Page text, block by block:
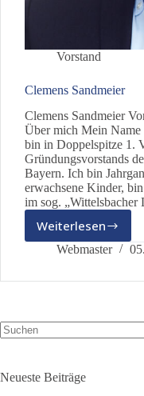
Vorstand
Clemens Sandmeier
Clemens Sandmeier
Über mich Mein Name
bin in Doppelspitze 1.
Gründungsvorstands
Bayern. Ich bin
erwachsene Kinder,
im sog.
Weiterlesen
Clemens
Sandmeier
Webmaster
Neueste Beiträge